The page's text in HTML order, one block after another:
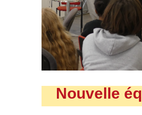
Nouvelle